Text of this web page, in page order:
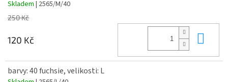
Skladem | 2565/M/40
250 Kč
120 Kč
barvy: 40 fuchsie, velikosti: L